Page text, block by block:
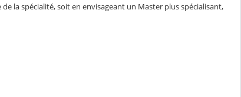
la spécialité, soit en envisageant un Master plus spécialisant,